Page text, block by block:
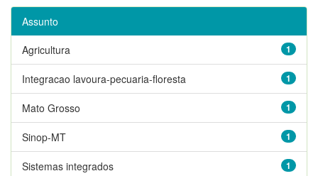
Assunto
1
Agricultura
1
Integracao lavoura-pecuaria-floresta
1
Mato Grosso
1
Sinop-MT
1
Sistemas integrados